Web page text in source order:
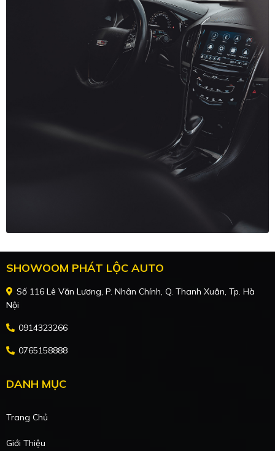
SHOWOOM PHÁT LỘC AUTO
Số 116 Lê Văn Lương, P. Nhân Chính, Q. Thanh Xuân, Tp. Hà
Nội
0914323266
0765158888
DANH MỤC
Trang Chủ
Giới Thiệu